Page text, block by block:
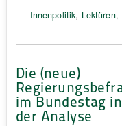
Innenpolitik, Lektüren,
Die (neue)
im Bundestag in
der Analyse